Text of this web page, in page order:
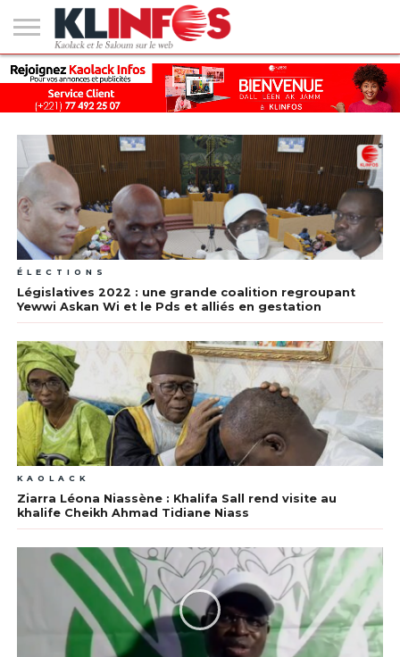
#2
(PAS
DE
TITRE)
KAOLACK
POLITIQUE
ECONOMIE
SOCIÉTÉ
CULTURE
PEOPLE
SPORT
SANTÉ
AFRIQUE
INTERNATIONAL
EMPLOI &
FORMATION
ÉLECTIONS
Législatives 2022 : une grande coalition regroupant
Yewwi Askan Wi et le Pds et alliés en gestation
KAOLACK
Ziarra Léona Niassène : Khalifa Sall rend visite au
khalife Cheikh Ahmad Tidiane Niass